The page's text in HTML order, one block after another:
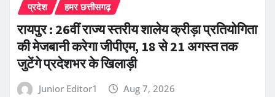
प्रदेश हमर छत्तीसगढ़
रायपुर : 26वीं राज्य स्तरीय शालेय क्रीड़ा प्रतियोगिता
की मेजबानी करेगा जीपीएम, 18 से 21 अगस्त तक
जुटेंगे प्रदेशभर के खिलाड़ी
Junior Editor1 Aug 7, 2026